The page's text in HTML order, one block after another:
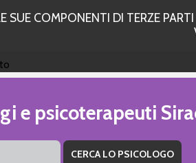
SUE COMPONENTI DI TERZE
e psicoterapeuti